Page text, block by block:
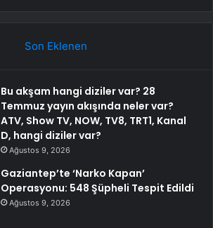
Son Eklenen
Bu akşam hangi diziler var? 28
Temmuz yayın akışında neler var?
ATV, Show TV, NOW, TV8, TRT1, Kanal
D, hangi diziler var?
Ağustos 9, 2026
Gaziantep’te ‘Narko Kapan’
Operasyonu: 548 Şüpheli Tespit Edildi
Ağustos 9, 2026